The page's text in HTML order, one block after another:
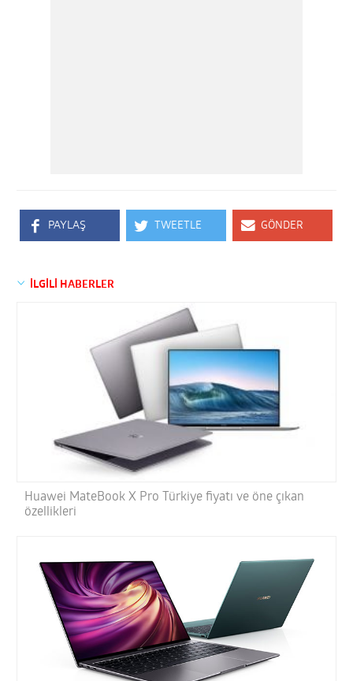
PAYLAŞ TWEETLE GÖNDER
İLGİLİ HABERLER
Huawei MateBook X Pro Türkiye fiyatı ve öne çıkan
özellikleri